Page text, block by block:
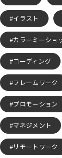
イラスト
カラーミーショ
コーディング
フレームワーク
プロモーション
マネジメント
リモートワーク